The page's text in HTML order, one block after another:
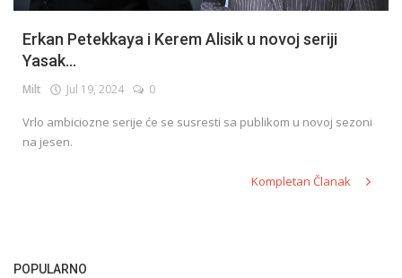
Erkan Petekkaya i Kerem Alisik u novoj seriji
Yasak...
Milt Jul 19, 2024 0
Vrlo ambiciozne serije će se susresti sa publikom u novoj sezoni
na jesen.
Kompletan Članak
POPULARNO